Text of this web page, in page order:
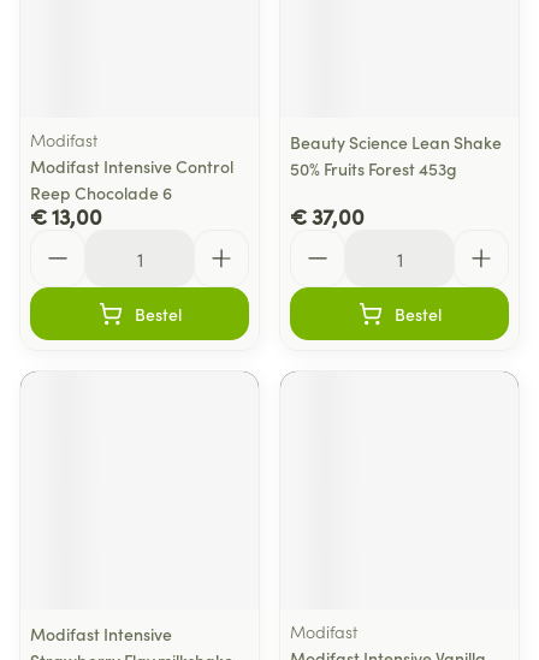
Modifast
Modifast Intensive Control
Reep Chocolade 6
€ 13,00
Bestel
Beauty Science Lean Shake
50% Fruits Forest 453g
€ 37,00
Bestel
Modifast Intensive
Modifast